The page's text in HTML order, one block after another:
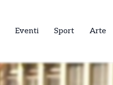
Eventi Sport Arte